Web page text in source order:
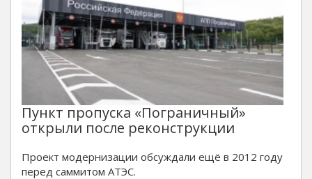
Пункт пропуска «Пограничный»
открыли после реконструкции
Проект модернизации обсуждали ещё в 2012 году
перед саммитом АТЭС.